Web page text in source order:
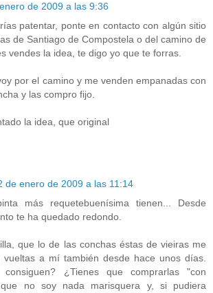
de 2009 a las 9:36
patentar, ponte en contacto con algún sitio
de Santiago de Compostela o del camino de
vendes la idea, te digo yo que te forras.
por el camino y me venden empanadas con
y las compro fijo.
la idea, que original
de enero de 2009 a las 11:14
más requetebuenísima tienen... Desde
te ha quedado redondo.
que lo de las conchas éstas de vieiras me
vueltas a mí también desde hace unos días.
¿Tienes que comprarlas "con
no soy nada marisquera y, si pudiera